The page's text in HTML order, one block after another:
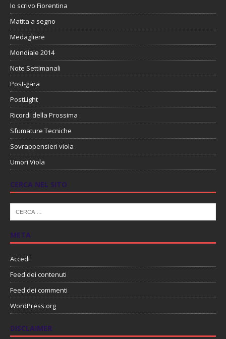
Io scrivo Fiorentina
Matita a segno
Medagliere
Mondiale 2014
Note Settimanali
Post-gara
PostLight
Ricordi della Prossima
Sfumature Tecniche
Sovrappensieri viola
Umori Viola
CERCA NEL SITO
META
Accedi
Feed dei contenuti
Feed dei commenti
WordPress.org
DISCLAIMER